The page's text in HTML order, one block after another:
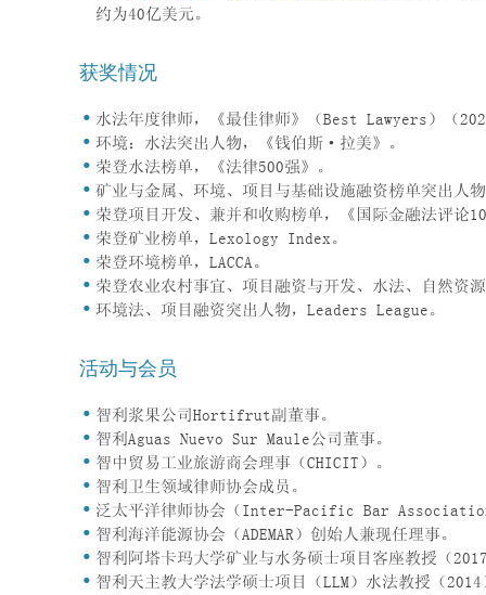
约为40亿美元。
获奖情况
水法年度律师，《最佳律师》（Best Lawyers）（
环境：水法突出人物，《钱伯斯·拉美》。
荣登水法榜单，《法律500强》。
矿业与金属、环境、项目与基础设施融资榜单突出
荣登项目开发、兼并和收购榜单，《国际金融法评论
荣登矿业榜单，Lexology Index。
荣登环境榜单，LACCA。
荣登农业农村事宜、项目融资与开发、水法、自然资
环境法、项目融资突出人物，Leaders League。
活动与会员
智利浆果公司Hortifrut副董事。
智利Aguas Nuevo Sur Maule公司董事。
智中贸易工业旅游商会理事（CHICIT）。
智利卫生领域律师协会成员。
泛太平洋律师协会（Inter-Pacific Bar Association
智利海洋能源协会（ADEMAR）创始人兼现任理事。
智利阿塔卡玛大学矿业与水务硕士项目客座教授（
智利天主教大学法学硕士项目（LLM）水法教授（2014